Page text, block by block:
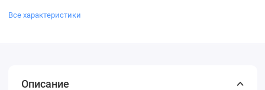
Все характеристики
Описание